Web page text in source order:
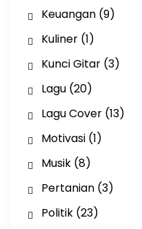
Keuangan(9)
Kuliner(1)
Kunci Gitar(3)
Lagu(20)
Lagu Cover(13)
Motivasi(1)
Musik(8)
Pertanian(3)
Politik(23)